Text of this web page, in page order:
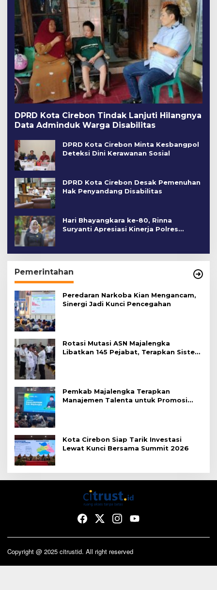
DPRD Kota Cirebon Tindak Lanjuti Hilangnya
Data Adminduk Warga Disabilitas
DPRD Kota Cirebon Minta Kesbangpol
Deteksi Dini Kerawanan Sosial
DPRD Kota Cirebon Desak Pemenuhan
Hak Penyandang Disabilitas
Hari Bhayangkara ke-80, Rinna
Suryanti Apresiasi Kinerja Polres
Pemerintahan
Peredaran Narkoba Kian Mengancam,
Sinergi Jadi Kunci Pencegahan
Rotasi Mutasi ASN Majalengka
Libatkan 145 Pejabat, Terapkan Sistem
Pemkab Majalengka Terapkan
Manajemen Talenta untuk Promosi
Kota Cirebon Siap Tarik Investasi
Lewat Kunci Bersama Summit 2026
Copyright @ 2025 citrustid. All right reserved